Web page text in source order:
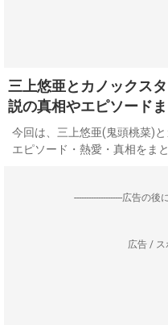
三上悠亜とカノックス
説の真相やエピソード
今回は、三上悠亜(鬼頭桃菜)
エピソード・熱愛・真相をま
--------------------広告の後
広告 / ス